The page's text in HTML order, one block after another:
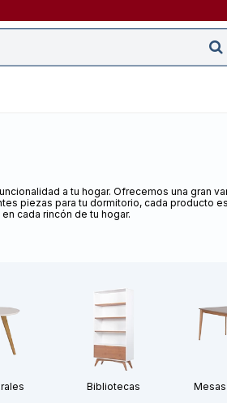
a tu hogar. Ofrecemos una gran
piezas para tu dormitorio, cada producto
cada rincón de tu hogar.
Bibliotecas